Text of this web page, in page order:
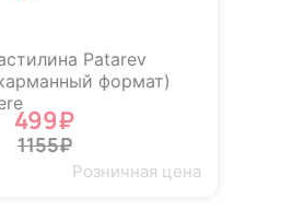
Patarev
формат)
499₽
1155₽
Розничная цена